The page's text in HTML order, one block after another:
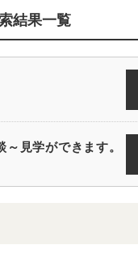
結果一覧
見学ができます。